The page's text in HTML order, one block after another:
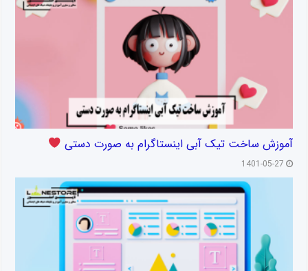
آموزش ساخت تیک آبی اینستاگرام به صورت دستی
1401-05-27